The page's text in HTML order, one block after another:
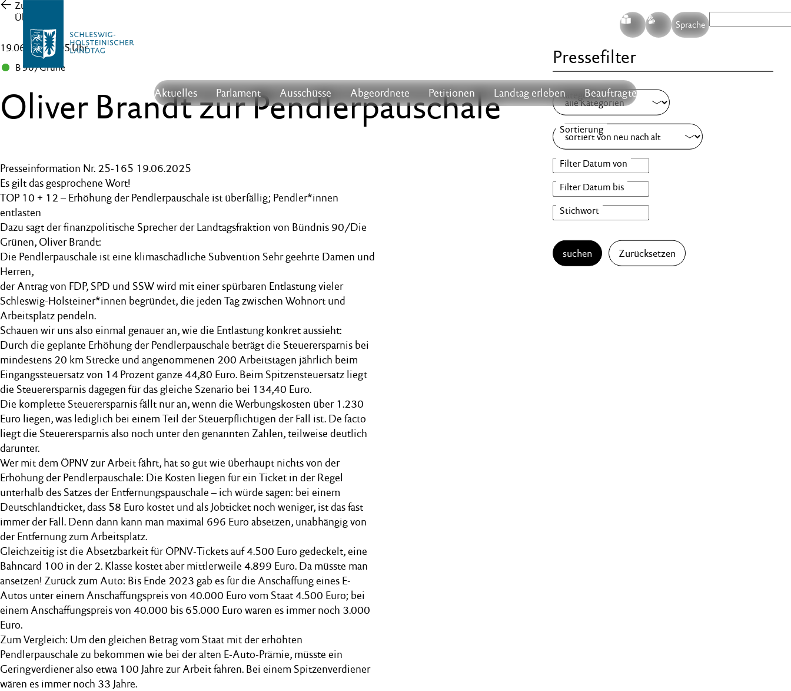
S G Sprache
Aktuelles Parlament Ausschüsse Abgeordnete Petitionen Landtag erleben Beauftragte
Zur
Übersicht
19.06.25 , 12:05 Uhr
B 90/Grüne
Oliver Brandt zur Pendlerpauschale
Presseinformation Nr. 25-165 19.06.2025
Es gilt das gesprochene Wort!
TOP 10 + 12 – Erhöhung der Pendlerpauschale ist überfällig; Pendler*innen
entlasten
Dazu sagt der finanzpolitische Sprecher der Landtagsfraktion von Bündnis 90/Die
Grünen, Oliver Brandt:
Die Pendlerpauschale ist eine klimaschädliche Subvention Sehr geehrte Damen und
Herren,
der Antrag von FDP, SPD und SSW wird mit einer spürbaren Entlastung vieler
Schleswig-Holsteiner*innen begründet, die jeden Tag zwischen Wohnort und
Arbeitsplatz pendeln.
Schauen wir uns also einmal genauer an, wie die Entlastung konkret aussieht:
Durch die geplante Erhöhung der Pendlerpauschale beträgt die Steuerersparnis bei
mindestens 20 km Strecke und angenommenen 200 Arbeitstagen jährlich beim
Eingangssteuersatz von 14 Prozent ganze 44,80 Euro. Beim Spitzensteuersatz liegt
die Steuerersparnis dagegen für das gleiche Szenario bei 134,40 Euro.
Die komplette Steuerersparnis fällt nur an, wenn die Werbungskosten über 1.230
Euro liegen, was lediglich bei einem Teil der Steuerpflichtigen der Fall ist. De facto
liegt die Steuerersparnis also noch unter den genannten Zahlen, teilweise deutlich
darunter.
Wer mit dem ÖPNV zur Arbeit fährt, hat so gut wie überhaupt nichts von der
Erhöhung der Pendlerpauschale: Die Kosten liegen für ein Ticket in der Regel
unterhalb des Satzes der Entfernungspauschale – ich würde sagen: bei einem
Deutschlandticket, dass 58 Euro kostet und als Jobticket noch weniger, ist das fast
immer der Fall. Denn dann kann man maximal 696 Euro absetzen, unabhängig von
der Entfernung zum Arbeitsplatz.
Gleichzeitig ist die Absetzbarkeit für ÖPNV-Tickets auf 4.500 Euro gedeckelt, eine
Bahncard 100 in der 2. Klasse kostet aber mittlerweile 4.899 Euro. Da müsste man
ansetzen! Zurück zum Auto: Bis Ende 2023 gab es für die Anschaffung eines E-
Autos unter einem Anschaffungspreis von 40.000 Euro vom Staat 4.500 Euro; bei
einem Anschaffungspreis von 40.000 bis 65.000 Euro waren es immer noch 3.000
Euro.
Zum Vergleich: Um den gleichen Betrag vom Staat mit der erhöhten
Pendlerpauschale zu bekommen wie bei der alten E-Auto-Prämie, müsste ein
Geringverdiener also etwa 100 Jahre zur Arbeit fahren. Bei einem Spitzenverdiener
wären es immer noch 33 Jahre.
Pressefilter
suchen Zurücksetzen